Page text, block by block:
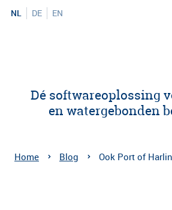
NL DE EN
Dé softwareoplossing
en watergebonden
Home Blog Ook Port of